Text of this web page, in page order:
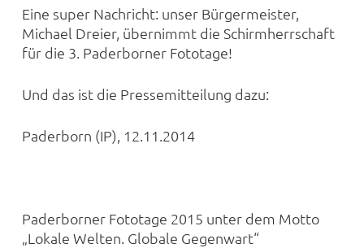
Eine super Nachricht: unser Bürgermeister,
Michael Dreier, übernimmt die Schirmherrschaft
für die 3. Paderborner Fototage!
Und das ist die Pressemitteilung dazu:
Paderborn (IP), 12.11.2014
Paderborner Fototage 2015 unter dem Motto
„Lokale Welten. Globale Gegenwart“